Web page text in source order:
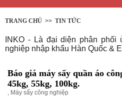
KHÁCH HÀNG
TRANG CHỦ >> TIN TỨC
INKO - Là đại diện phân phối
nghiệp nhập khẩu Hàn Quốc &
Báo giá máy sấy quần áo
45kg, 55kg, 100kg.
Máy sấy công nghiệp